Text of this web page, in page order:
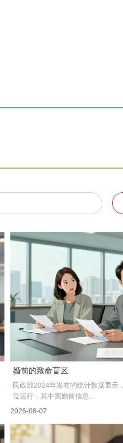
婚前的致命盲区
民政部2024年发布的统计数据显示
位运行，其中因婚前信息...
2026-08-07